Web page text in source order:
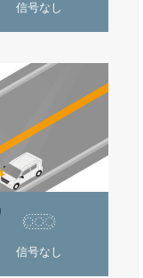
信号なし
信号なし